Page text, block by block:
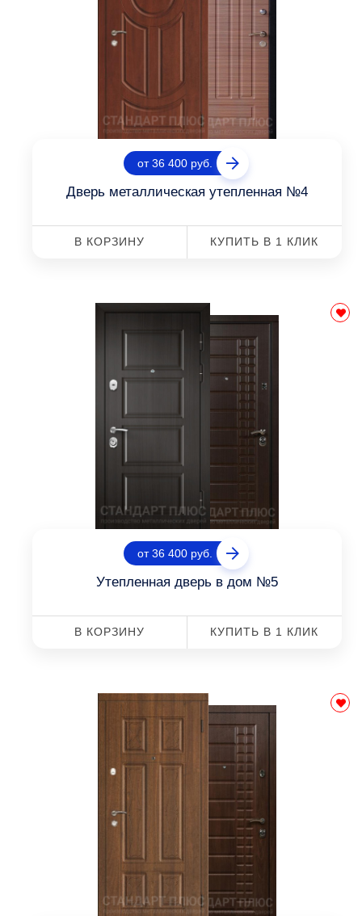
от 36 400 руб.
Дверь металлическая утепленная №4
В КОРЗИНУ КУПИТЬ В 1 КЛИК
от 36 400 руб.
Утепленная дверь в дом №5
В КОРЗИНУ КУПИТЬ В 1 КЛИК